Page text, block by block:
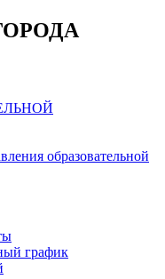
образовательной
график